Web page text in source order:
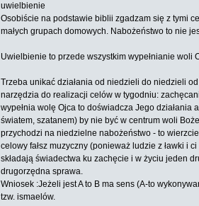
uwielbienie
Osobiście na podstawie biblii zgadzam się z tymi
małych grupach domowych. Nabożeństwo to nie
Uwielbienie to przede wszystkim wypełnianie woli
Trzeba unikać działania od niedzieli do niedzieli
narzędzia do realizacji celów w tygodniu:
wypełnia wolę Ojca to doświadcza Jego
światem, szatanem) by nie być w centrum woli
przychodzi na niedzielne nabożeństwo - to
celowy fałsz muzyczny (ponieważ ludzie z ławki i
składają świadectwa ku zachęcie i w życiu jeden
drugorzędna sprawa.
Wniosek :Jeżeli jest A to B ma sens (A-to
tzw. ismaelów.